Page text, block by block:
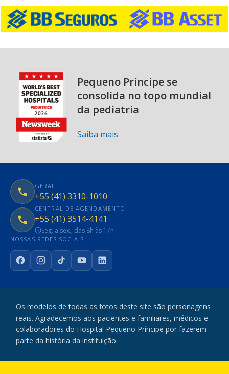
Pequeno Príncipe se
consolida no topo mundial
da pediatria
Saiba mais
GERAL
+55 (41) 3310-1010
CENTRAL DE AGENDAMENTO
+55 (41) 3514-4141
Seg. a sex., das 8h às 17h
NOSSAS REDES SOCIAIS
FacebookInstagram
TikTokYouTubeLinkedIn
Os modelos de todas as fotos deste site são personagens
reais. Agradecemos aos pacientes e familiares, médicos e
colaboradores do Hospital Pequeno Príncipe por fazerem
parte da história da instituição.